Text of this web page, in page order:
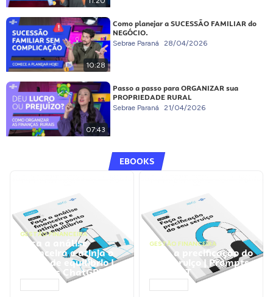
10:28
Como planejar a SUCESSÃO FAMILIAR do
NEGÓCIO.
Sebrae Paraná 28/04/2026
07:43
Passo a passo para ORGANIZAR sua
PROPRIEDADE RURAL
Sebrae Paraná 21/04/2026
EBOOKS
GESTÃO FINANCEIRA
Faça a análise
financeira e atinja o
ponto de equilíbrio |
Prompts ChatGPT
GESTÃO FINANCEIRA
Faça a precificação do
seu serviço | Prompts
ChatGPT